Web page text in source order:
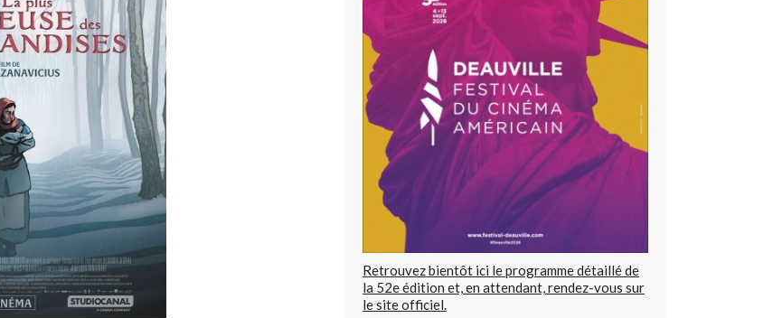
Retrouvez bientôt ici le programme détaillé de
la 52e édition et, en attendant, rendez-vous sur
le site officiel.